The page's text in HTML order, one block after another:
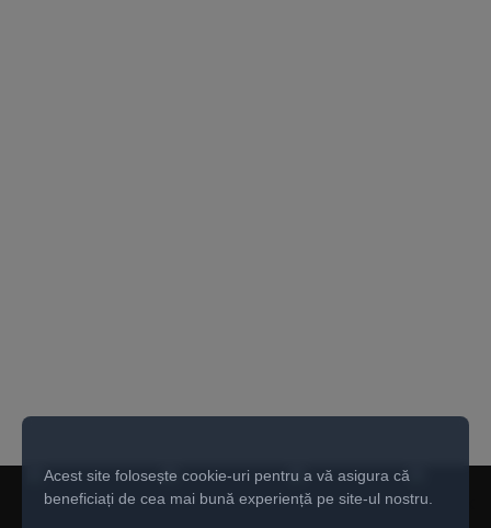
Acest site folosește cookie-uri pentru a vă asigura că
beneficiați de cea mai bună experiență pe site-ul nostru.